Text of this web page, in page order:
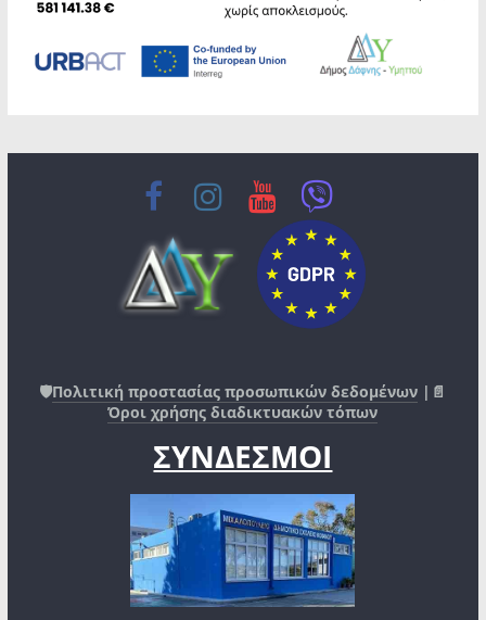
🛡️Πολιτική προστασίας προσωπικών δεδομένων |📄
Όροι χρήσης διαδικτυακών τόπων
ΣΥΝΔΕΣΜΟΙ